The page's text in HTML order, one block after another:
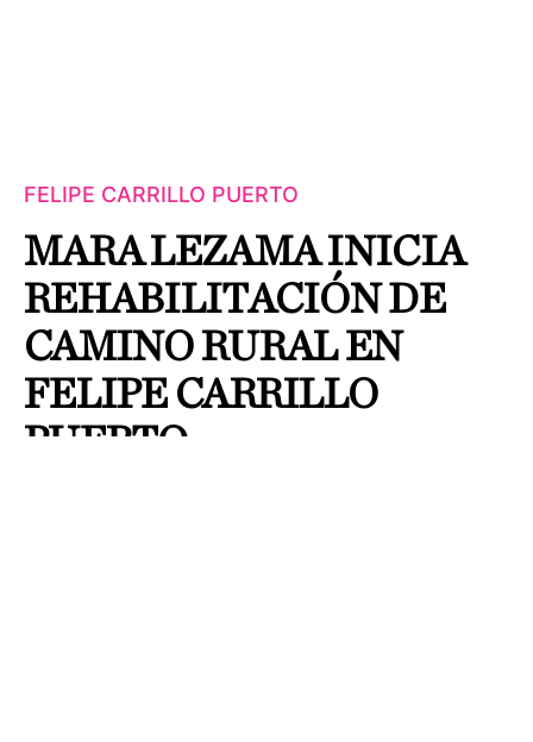
FELIPE CARRILLO PUERTO
MARA LEZAMA INICIA
REHABILITACIÓN DE
CAMINO RURAL EN
FELIPE CARRILLO
PUERTO